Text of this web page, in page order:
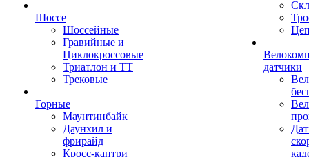
Шоссе
Шоссейные
Гравийные и
Циклокроссовые
Триатлон и ТТ
Трековые
Горные
Маунтинбайк
Даунхил и
фрирайд
Кросс-кантри
датчики